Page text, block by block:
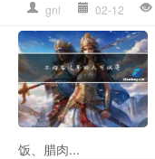
gnl 02-12
饭、腊肉...